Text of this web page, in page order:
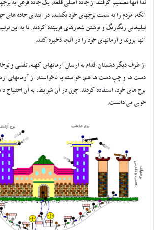
لذا آنها تصمیم گرفتند از جاده اصلی قلعه، یک جاده فرعی به
آنکه، مردم را به سمت برجهای خود بکشند، در ابتدای جاده های
تبلیغاتی رنگارنگ و نوشتن شعارهای فریبنده کردند. تا به این
آنها بروند و آرمانهای خود را در آنجا ذخیره کنند.
از طرف دیگر دشمنان اقدام به ارسال آرمانهای کهنه، تقلبی و
دست ها و چپ دست ها هم، خواسته یا ناخواسته، از آرمانهای
برج های خود، استفاده کردند. چون در آن شرایط، به آن احتیاج
خوبی می دانست.